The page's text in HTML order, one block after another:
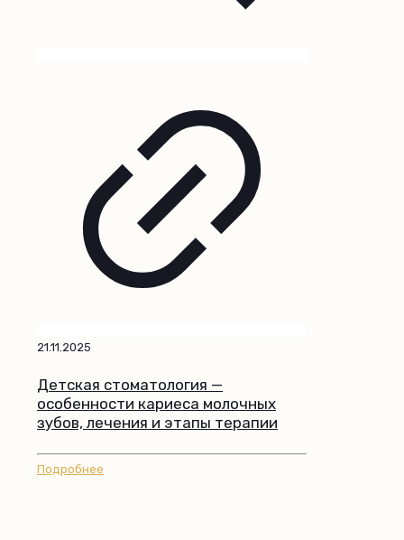
21.11.2025
Детская стоматология —
особенности кариеса молочных
зубов, лечения и этапы терапии
Подробнее